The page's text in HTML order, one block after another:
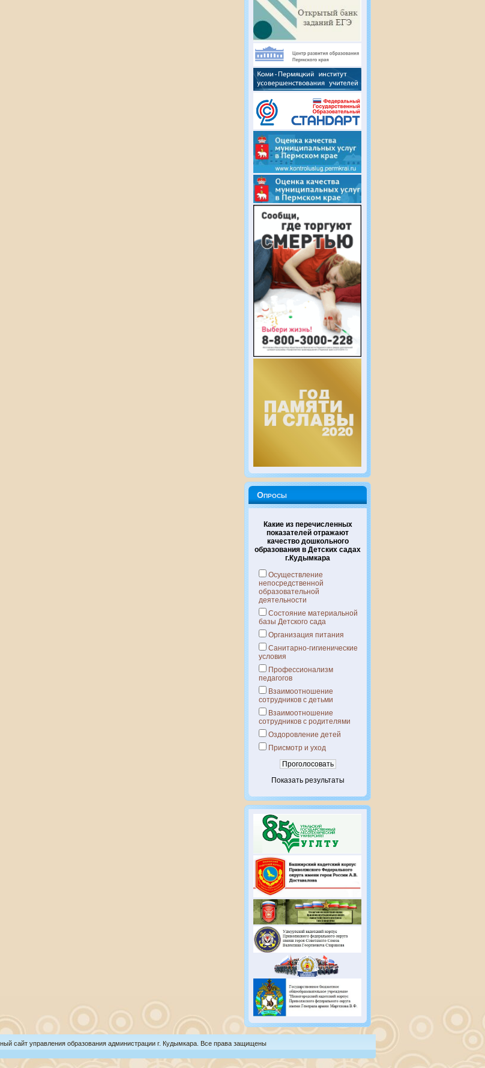
Опросы
Какие из перечисленных
показателей отражают
качество дошкольного
образования в Детских садах
г.Кудымкара
Осуществление
непосредственной
образовательной
деятельности
Состояние материальной
базы Детского сада
Организация питания
Санитарно-гигиенические
условия
Профессионализм
педагогов
Взаимоотношение
сотрудников с детьми
Взаимоотношение
сотрудников с родителями
Оздоровление детей
Присмотр и уход
Показать результаты
сайт управления образования администрации г. Кудымкара. Все права защищены